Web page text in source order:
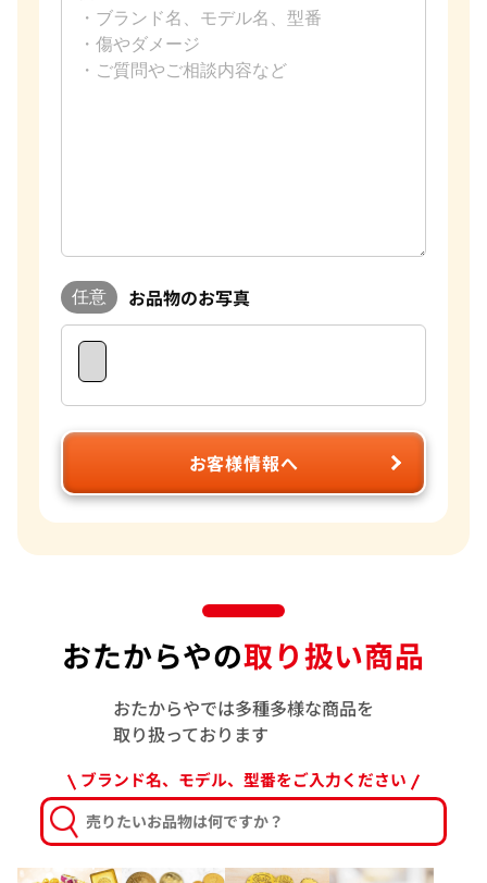
任意 お品物のお写真
お客様情報へ
おたからやの取り扱い商品
おたからやでは多種多様な商品を
取り扱っております
ブランド名、モデル、型番をご入力ください